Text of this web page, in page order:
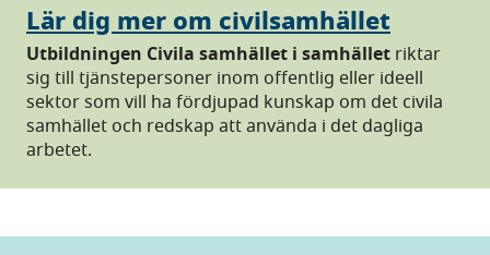
Lär dig mer om civilsamhället
Utbildningen Civila samhället i samhället riktar
sig till tjänstepersoner inom offentlig eller ideell
sektor som vill ha fördjupad kunskap om det civila
samhället och redskap att använda i det dagliga
arbetet.